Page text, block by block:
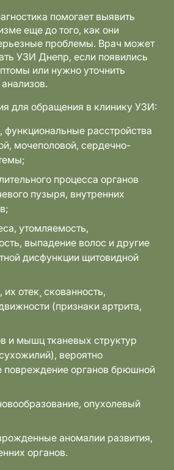
помогает выявить
еще до того, как они
проблемы. Врач может
УЗИ Днепр, если появились
или нужно уточнить
для обращения в клинику УЗИ:
расстройства
мочеполовой, сердечно-
процесса органов
пузыря, внутренних
утомляемость,
выпадение волос и другие
дисфункции щитовидной
отек¸ скованность,
(признаки артрита,
и мышц тканевых структур
вероятно
повреждение органов брюшной
опухолевый
аномалии развития,
органов.